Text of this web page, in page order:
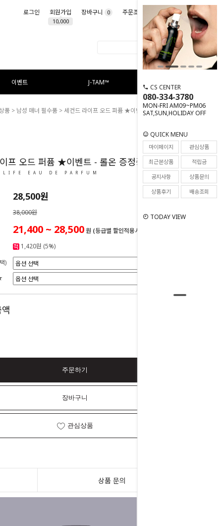
로그인 회원가입
10,000
장바구니 0 주문조회 마이페이지
이벤트 J-TAM™
CS CENTER
080-334-3780
MON-FRI AM09~PM06
SAT,SUN,HOLIDAY OFF
QUICK MENU
마이페이지
관심상품
최근본상품
적립금
공지사항
상품문의
상품후기
배송조회
TODAY VIEW
품 > 남성 매너 필수품 > 세컨드 라이프 오드 퍼퓸 ★이벤트 - 롤온 증정중★
25
프 오드 퍼퓸 ★이벤트 - 롤온 증정중★
LIFE EAU DE PARFUM
28,500원
38,000원
21,400 ~ 28,500원 (등급별 할인적용시)
1,420원 (5%)
)
주문하기
장바구니
관심상품
상품 문의